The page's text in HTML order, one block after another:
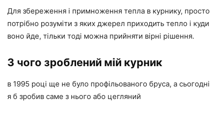
Для збереження і примноження тепла в курнику, просто
потрібно розуміти з яких джерел приходить тепло і куди
воно йде, тільки тоді можна прийняти вірні рішення.
З чого зроблений мій курник
в 1995 році ще не було профільованого бруса, а сьогодні
я б зробив саме з нього або цегляний